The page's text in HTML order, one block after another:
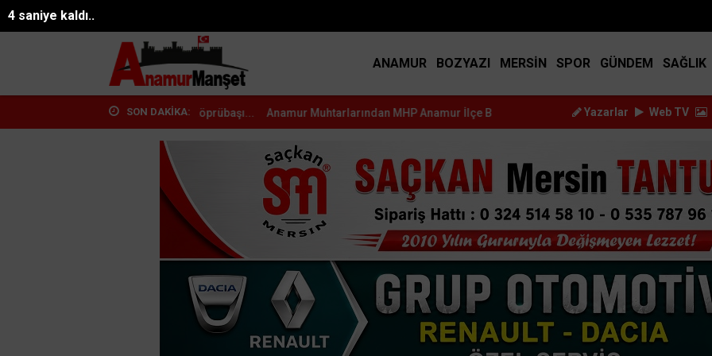
2 saniye kaldı..
ANAMUR BOZYAZI MERSİN SPOR GÜNDEM SAĞLIK
SON DAKİKA:
AK Parti Heyetinden Köprübaşı... Anamur Muhtarlarından MHP Anamur İlçe Başkanı... Kürşat Dizdar, Yeni Parti Anamur Kurucular
Yazarlar Web TV